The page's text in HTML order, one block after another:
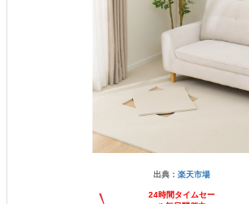
出典： 楽天市場
24時間タイムセー